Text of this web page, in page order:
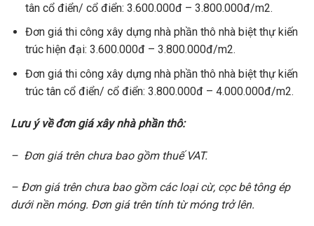
tân cổ điển/ cổ điển: 3.600.000đ – 3.800.000đ/m2.
Đơn giá thi công xây dựng nhà phần thô nhà biệt thự kiến
trúc hiện đại: 3.600.000đ – 3.800.000đ/m2.
Đơn giá thi công xây dựng nhà phần thô nhà biệt thự kiến
trúc tân cổ điển/ cổ điển: 3.800.000đ – 4.000.000đ/m2.
Lưu ý về đơn giá xây nhà phần thô:
– Đơn giá trên chưa bao gồm thuế VAT.
– Đơn giá trên chưa bao gồm các loại cừ, cọc bê tông ép
dưới nền móng. Đơn giá trên tính từ móng trở lên.